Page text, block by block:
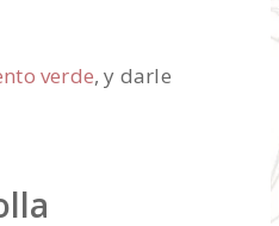
verde, y darle